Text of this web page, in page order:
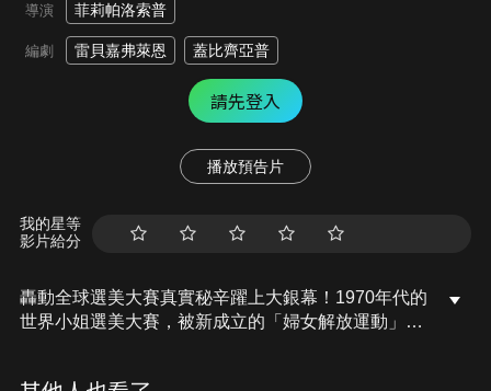
導演 菲莉帕洛索普
編劇 雷貝嘉弗萊恩 蓋比齊亞普
請先登入
播放預告片
我的星等
影片給分
轟動全球選美大賽真實秘辛躍上大銀幕！1970年代的
世界小姐選美大賽，被新成立的「婦女解放運動」團